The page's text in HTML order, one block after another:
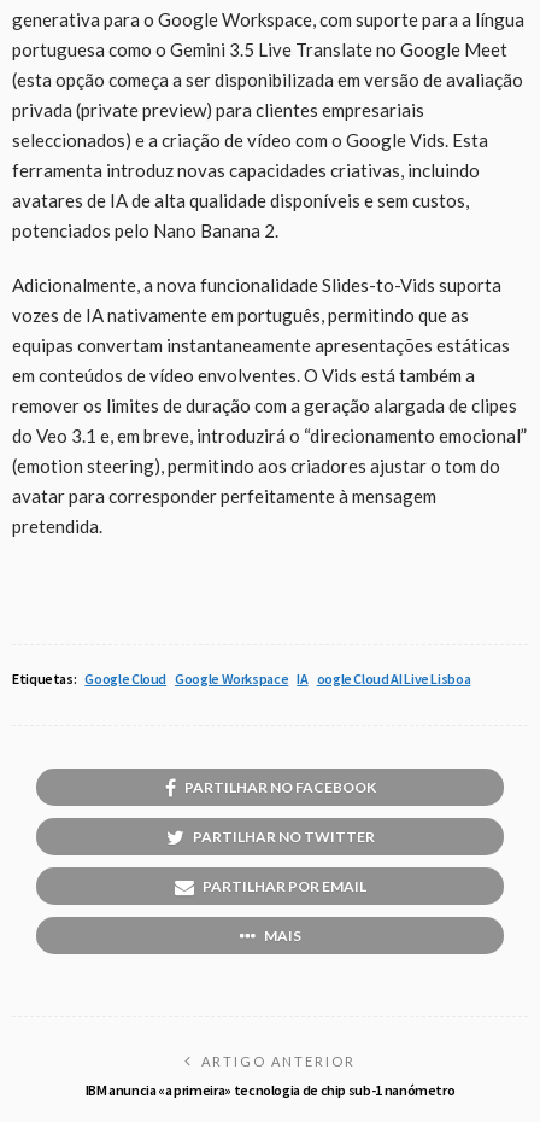
generativa para o Google Workspace, com suporte para a língua
portuguesa como o Gemini 3.5 Live Translate no Google Meet
(esta opção começa a ser disponibilizada em versão de avaliação
privada (private preview) para clientes empresariais
seleccionados) e a criação de vídeo com o Google Vids. Esta
ferramenta introduz novas capacidades criativas, incluindo
avatares de IA de alta qualidade disponíveis e sem custos,
potenciados pelo Nano Banana 2.
Adicionalmente, a nova funcionalidade Slides-to-Vids suporta
vozes de IA nativamente em português, permitindo que as
equipas convertam instantaneamente apresentações estáticas
em conteúdos de vídeo envolventes. O Vids está também a
remover os limites de duração com a geração alargada de clipes
do Veo 3.1 e, em breve, introduzirá o “direcionamento emocional”
(emotion steering), permitindo aos criadores ajustar o tom do
avatar para corresponder perfeitamente à mensagem
pretendida.
Etiquetas: Google Cloud Google Workspace IA oogle Cloud AI Live Lisboa
PARTILHAR NO FACEBOOK
PARTILHAR NO TWITTER
PARTILHAR POR EMAIL
MAIS
ARTIGO ANTERIOR
IBM anuncia «a primeira» tecnologia de chip sub-1 nanómetro